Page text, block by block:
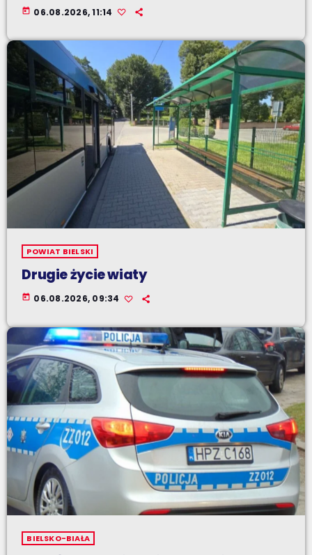
today 06.08.2026, 11:14
POWIAT BIELSKI
Drugie życie wiaty
today 06.08.2026, 09:34
BIELSKO-BIAŁA